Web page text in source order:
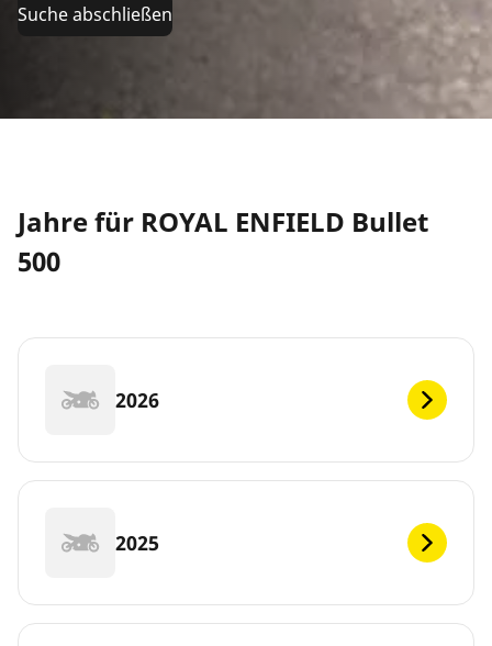
Suche abschließen
Jahre für ROYAL ENFIELD Bullet
500
2026
2025